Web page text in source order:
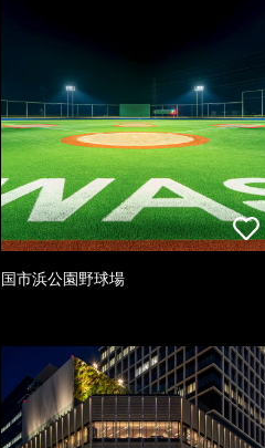
国市浜公園野球場